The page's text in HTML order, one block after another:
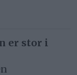
er stor i